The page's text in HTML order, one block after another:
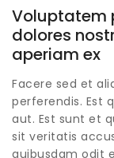
Voluptatem
dolores
aperiam ex
Facere sed et
perferendis. Est
aut. Est sunt et
sit veritatis
quibusdam odit